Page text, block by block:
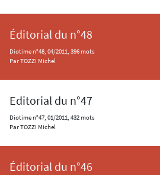
Éditorial du n°48
Diotime n°48, 04/2011, 396 mots
Par TOZZI Michel
Editorial du n°47
Diotime n°47, 01/2011, 432 mots
Par TOZZI Michel
Éditorial du n°46